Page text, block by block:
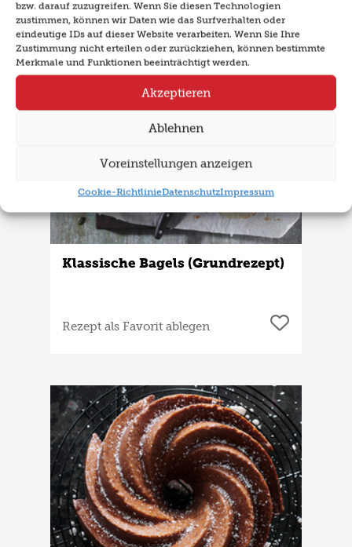
bzw. darauf zuzugreifen. Wenn Sie diesen Technologien
zustimmen, können wir Daten wie das Surfverhalten oder
eindeutige IDs auf dieser Website verarbeiten. Wenn Sie Ihre
Zustimmung nicht erteilen oder zurückziehen, können bestimmte
Merkmale und Funktionen beeinträchtigt werden.
Akzeptieren
Ablehnen
Voreinstellungen anzeigen
Cookie-RichtlinieDatenschutzImpressum
Klassische Bagels (Grundrezept)
Rezept als Favorit ablegen